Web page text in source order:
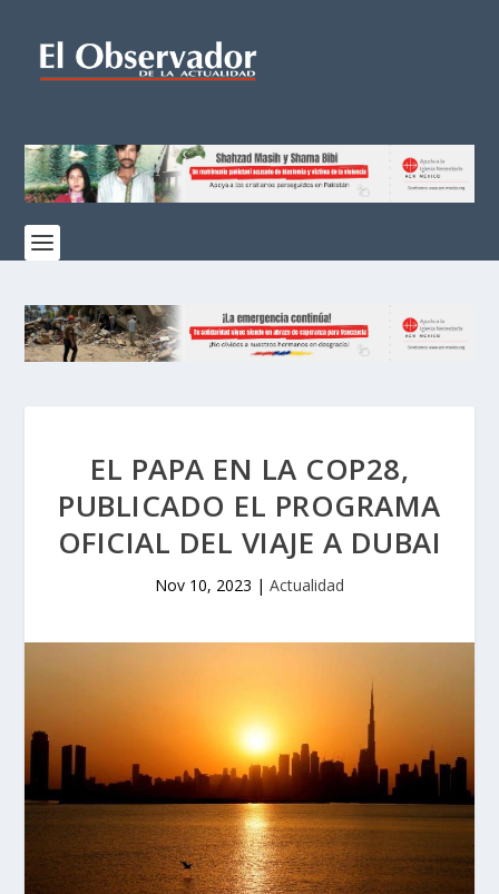
EL PAPA EN LA COP28,
PUBLICADO EL PROGRAMA
OFICIAL DEL VIAJE A DUBAI
Nov 10, 2023 | Actualidad